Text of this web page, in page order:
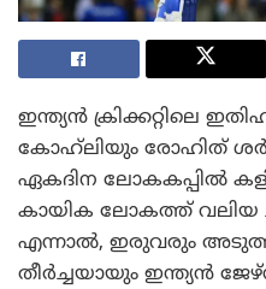
ഇന്ത്യൻ ക്രിക്കറ്റിലെ
കോഹ്‌ലിയും രോഹിത്
ഏകദിന ലോകകപ്പിൽ
കായിക ലോകത്ത്
എന്നാൽ, ഇരുവരും
തീർച്ചയായും ഇന്ത്യൻ